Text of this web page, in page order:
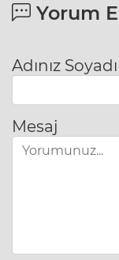
Yorum
Adınız
Mesaj